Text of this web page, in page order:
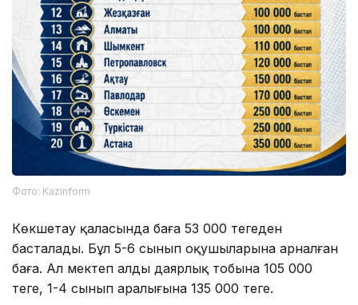
Фото: Kazinform
Көкшетау қаласында баға 53 000 теңгеден
басталады. Бұл 5-6 сынып оқушыларына арналған
баға. Ал мектеп алды даярлық тобына 105 000
теңге, 1-4 сынып аралығына 135 000 теңге.